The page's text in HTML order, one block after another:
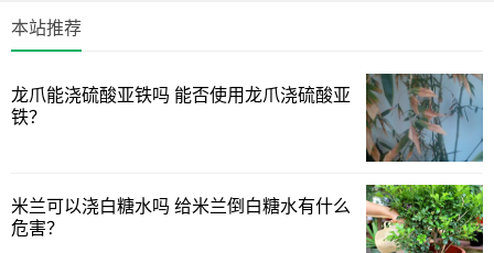
沙子中，等到种子露白发芽之后就可以进行播种了。
3、进行播种
蓖麻进行穴播的话，每穴可以播种2-3粒，间距控制在3-5
以上分享的蓖麻亩产量多少斤的绿植花卉小经验，希望能
为您在生活中带来帮助！
本站推荐
龙爪能浇硫酸亚铁吗 能否使用龙爪浇硫酸亚
铁？
米兰可以浇白糖水吗 给米兰倒白糖水有什么
危害？